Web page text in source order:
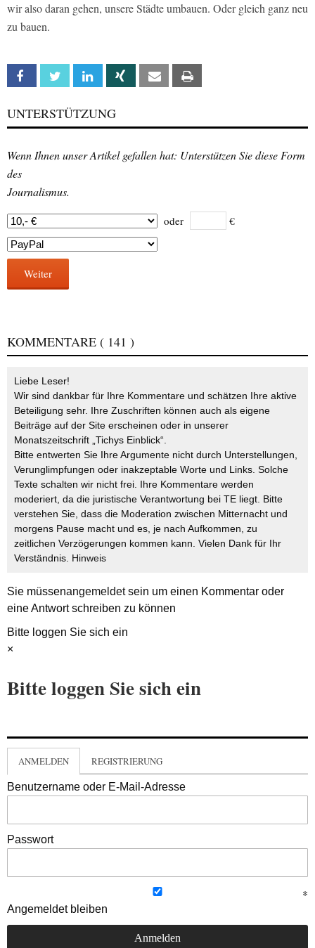
wir also daran gehen, unsere Städte umbauen. Oder gleich ganz neu
zu bauen.
Facebook Twitter Linkedin Xing Email
UNTERSTÜTZUNG
Wenn Ihnen unser Artikel gefallen hat: Unterstützen Sie diese Form
des
Journalismus.
oder €
Weiter
KOMMENTARE ( 141 )
Liebe Leser!
Wir sind dankbar für Ihre Kommentare und schätzen Ihre aktive
Beteiligung sehr. Ihre Zuschriften können auch als eigene
Beiträge auf der Site erscheinen oder in unserer
Monatszeitschrift „Tichys Einblick“.
Bitte entwerten Sie Ihre Argumente nicht durch Unterstellungen,
Verunglimpfungen oder inakzeptable Worte und Links. Solche
Texte schalten wir nicht frei. Ihre Kommentare werden
moderiert, da die juristische Verantwortung bei TE liegt. Bitte
verstehen Sie, dass die Moderation zwischen Mitternacht und
morgens Pause macht und es, je nach Aufkommen, zu
zeitlichen Verzögerungen kommen kann. Vielen Dank für Ihr
Verständnis. Hinweis
Sie müssenangemeldetsein um einen Kommentar oder
eine Antwort schreiben zu können
Bitte loggen Sie sich ein
×
Bitte loggen Sie sich ein
ANMELDEN REGISTRIERUNG
Benutzername oder E-Mail-Adresse
Passwort
Angemeldet bleiben